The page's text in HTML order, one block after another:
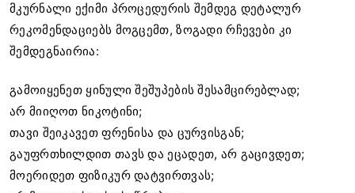
მკურნალი ექიმი პროცედურის შემდეგ დეტალურ
რეკომენდაციებს მოგცემთ, ზოგადი რჩევები კი
შემდეგნაირია:
გამოიყენეთ ყინული შეშუპების შესამცირებლად;
არ მიიღოთ ნიკოტინი;
თავი შეიკავეთ ფრენისა და ცურვისგან;
გაუფრთხილდით თავს და ეცადეთ, არ გაცივდეთ;
მოერიდეთ ფიზიკურ დატვირთვას;